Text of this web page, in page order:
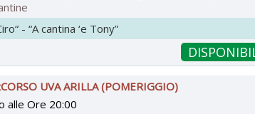
- “A cantina ‘e Tony”
UVA ARILLA (POMERIGGIO)
alle Ore 20:00